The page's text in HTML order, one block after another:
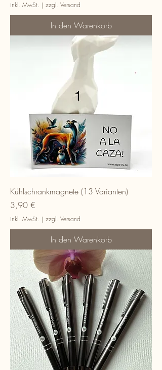
inkl. MwSt. | zzgl. Versand
In den Warenkorb
Kühlschrankmagnete (13 Varianten)
Preis
3,90 €
inkl. MwSt. | zzgl. Versand
In den Warenkorb